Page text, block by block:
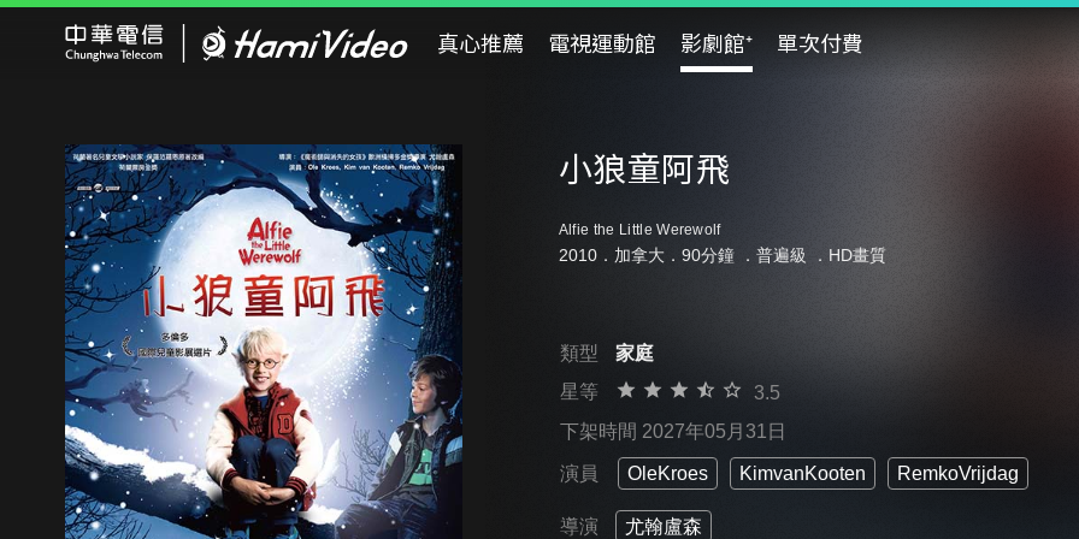
真心推薦 電視運動館 影劇館⁺ 單次付費
小狼童阿飛
Alfie the Little Werewolf
2010．加拿大．90分鐘 ． 普遍級 ．HD畫質
類型
家庭
星等
3.5
下架時間 2027年05月31日
演員 OleKroes KimvanKooten RemkoVrijdag
導演 尤翰盧森